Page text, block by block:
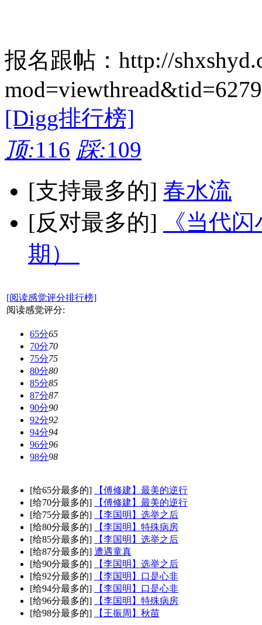
报名跟帖：http://
[Digg排行榜]
顶:116 踩:109
[支持最多的] 春水流
[反对最多的]
《当代
期）
[阅读感觉评分排行榜]
阅读感觉评分:
65分65
70分70
75分75
80分80
85分85
87分87
90分90
92分92
94分94
96分96
98分98
[给65分最多的]
【傅修建】最美的逆行
[给70分最多的]
【傅修建】最美的逆行
[给75分最多的]
【李国明】选举之后
[给80分最多的]
【李国明】特殊病房
[给85分最多的]
【李国明】选举之后
[给87分最多的] 遭遇童真
[给90分最多的]
【李国明】选举之后
[给92分最多的]
【李国明】口是心非
[给94分最多的]
【李国明】口是心非
[给96分最多的]
【李国明】特殊病房
[给98分最多的]
【王振周】秋苗